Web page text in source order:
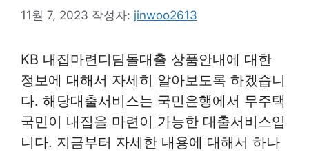
11월 7, 2023 작성자: jinwoo2613
KB 내집마련디딤돌대출 상품안내에 대한
정보에 대해서 자세히 알아보도록 하겠습니
다. 해당대출서비스는 국민은행에서 무주택
국민이 내집을 마련이 가능한 대출서비스입
니다. 지금부터 자세한 내용에 대해서 하나